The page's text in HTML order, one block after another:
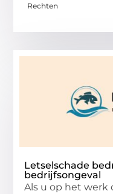
Rechten
Letselschade
bedrijfsongeval
Als u op het werk